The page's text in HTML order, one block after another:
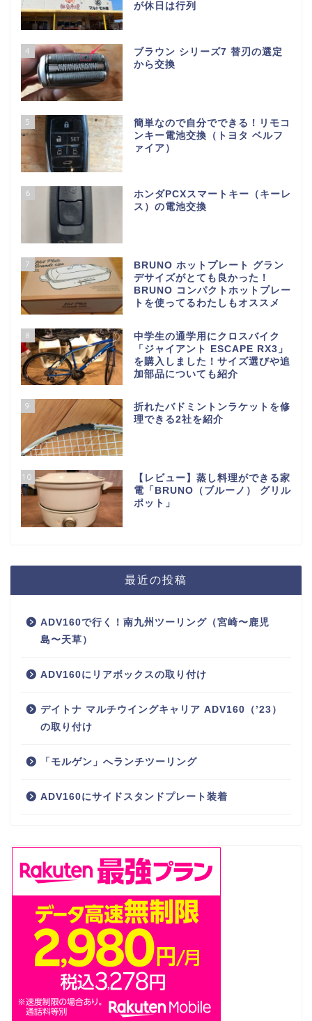
が休日は行列
4
ブラウン シリーズ7 替刃の選定
から交換
5
簡単なので自分でできる！リモコ
ンキー電池交換（トヨタ ベルフ
ァイア）
6
ホンダPCXスマートキー（キーレ
ス）の電池交換
7
BRUNO ホットプレート グラン
デサイズがとても良かった！
BRUNO コンパクトホットプレー
トを使ってるわたしもオススメ
8
中学生の通学用にクロスバイク
「ジャイアント ESCAPE RX3」
を購入しました！サイズ選びや追
加部品についても紹介
9
折れたバドミントンラケットを修
理できる2社を紹介
10
【レビュー】蒸し料理ができる家
電「BRUNO（ブルーノ） グリル
ポット」
最近の投稿
ADV160で行く！南九州ツーリング（宮崎〜鹿児
島〜天草）
ADV160にリアボックスの取り付け
デイトナ マルチウイングキャリア ADV160（’23）
の取り付け
「モルゲン」へランチツーリング
ADV160にサイドスタンドプレート装着